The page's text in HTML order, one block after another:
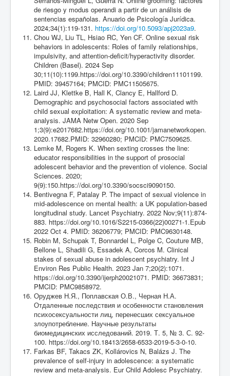
de riesgo y modus operandi a partir de un análisis de
sentencias españolas. Anuario de Psicología Jurídica.
2024;34(1):119-131. https://doi.org/10.5093/apj2023a9.
Chou WJ, Liu TL, Hsiao RC, Yen CF. Online sexual risk
behaviors in adolescents: Roles of family relationships,
impulsivity, and attention-deficit/hyperactivity disorder.
Children (Basel). 2024 Sep
30;11(10):1199.https://doi.org/10.3390/children11101199.
PMID: 39457164; PMCID: PMC11505675.
Laird JJ, Klettke B, Hall K, Clancy E, Hallford D.
Demographic and psychosocial factors associated with
child sexual exploitation: A systematic review and meta-
analysis. JAMA Netw Open. 2020 Sep
1;3(9):e2017682.https://doi.org/10.1001/jamanetworkopen.
2020.17682.PMID: 32960280; PMCID: PMC7509625.
Lemke M, Rogers K. When sexting crosses the line:
educator responsibilities in the support of prosocial
adolescent behavior and the prevention of violence. Social
Sciences. 2020;
9(9):150.https://doi.org/10.3390/socsci9090150.
Bentivegna F, Patalay P. The impact of sexual violence in
mid-adolescence on mental health: a UK population-based
longitudinal study. Lancet Psychiatry. 2022 Nov;9(11):874-
883. https://doi.org/10.1016/S2215-0366(22)00271-1.Epub
2022 Oct 4. PMID: 36206779; PMCID: PMC9630148.
Robin M, Schupak T, Bonnardel L, Polge C, Couture MB,
Bellone L, Shadili G, Essadek A, Corcos M. Clinical
stakes of sexual abuse in adolescent psychiatry. Int J
Environ Res Public Health. 2023 Jan 7;20(2):1071.
https://doi.org/10.3390/ijerph20021071. PMID: 36673831;
PMCID: PMC9858972.
Оруджев Н.Я., Поплавская О.В., Черная Н.А.
Отдаленные последствия и особенности становления
психосексуальности лиц, перенесших сексуальное
злоупотребление. Научные результаты
биомедицинских исследований. 2019. Т. 5, № 3. С. 92-
100. https://doi.org/10.18413/2658-6533-2019-5-3-0-10.
Farkas BF, Takacs ZK, Kollárovics N, Balázs J. The
prevalence of self-injury in adolescence: a systematic
review and meta-analysis. Eur Child Adolesc Psychiatry.